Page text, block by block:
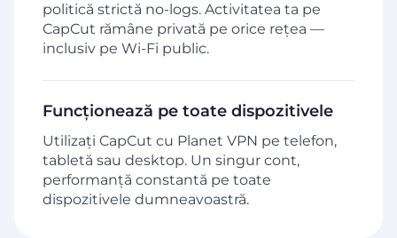
politică strictă no-logs. Activitatea ta pe
CapCut rămâne privată pe orice rețea —
inclusiv pe Wi-Fi public.
Funcționează pe toate dispozitivele
Utilizați CapCut cu Planet VPN pe telefon,
tabletă sau desktop. Un singur cont,
performanță constantă pe toate
dispozitivele dumneavoastră.